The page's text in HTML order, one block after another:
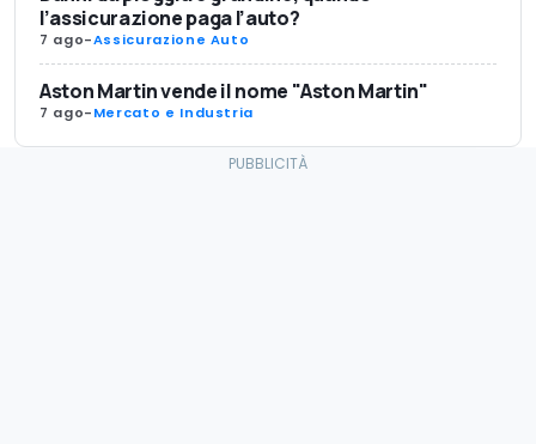
l’assicurazione paga l’auto?
7 ago-Assicurazione Auto
Aston Martin vende il nome "Aston Martin"
7 ago-Mercato e Industria